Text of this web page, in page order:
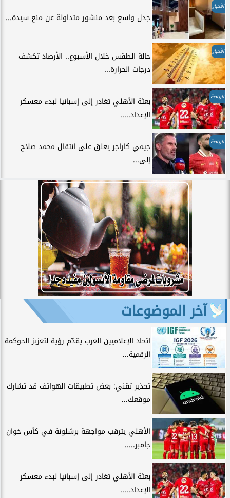
الأخبار
جدل واسع بعد منشور متداولة عن منع سيدة...
الأخبار
حالة الطقس خلال الأسبوع.. الأرصاد تكشف
درجات الحرارة...
الرياضة
بعثة الأهلي تغادر إلى إسبانيا لبدء معسكر
الإعداد.....
الرياضة
جيمي كاراجر يعلق على انتقال محمد صلاح
إلى...
آخر الموضوعات
اتحاد الإعلاميين العرب يقدّم رؤية لتعزيز الحوكمة
الرقمية...
تحذير تقني: بعض تطبيقات الهواتف قد تشارك
موقعك...
الأهلي يترقب مواجهة برشلونة في كأس خوان
جامبر.....
بعثة الأهلي تغادر إلى إسبانيا لبدء معسكر
الإعداد.....